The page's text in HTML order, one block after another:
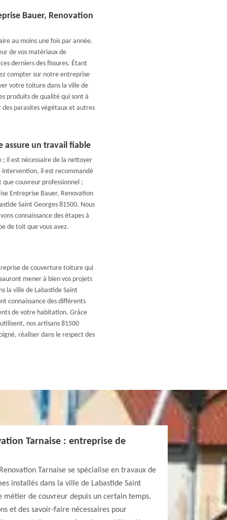
Bauer, Renovation
au moins une fois par année.
de vos matériaux de
derniers des fissures. Étant
compter sur notre entreprise
votre toiture dans la ville de
produits de qualité qui sont à
des parasites végétaux et autres
assure un travail fiable
il est nécessaire de la nettoyer
intervention, il est recommandé
couvreur professionnel ;
Entreprise Bauer, Renovation
Saint Georges 81500. Nous
connaissance des étapes à
de toit que vous avez.
de couverture toiture qui
mener à bien vos projets
la ville de Labastide Saint
connaissance des différents
de votre habitation. Grâce
nos artisans 81500
réaliser dans le respect des
Tarnaise : entreprise de
Tarnaise se spécialise en travaux de
installés dans la ville de Labastide Saint
métier de couvreur depuis un certain temps.
et des savoir-faire nécessaires pour